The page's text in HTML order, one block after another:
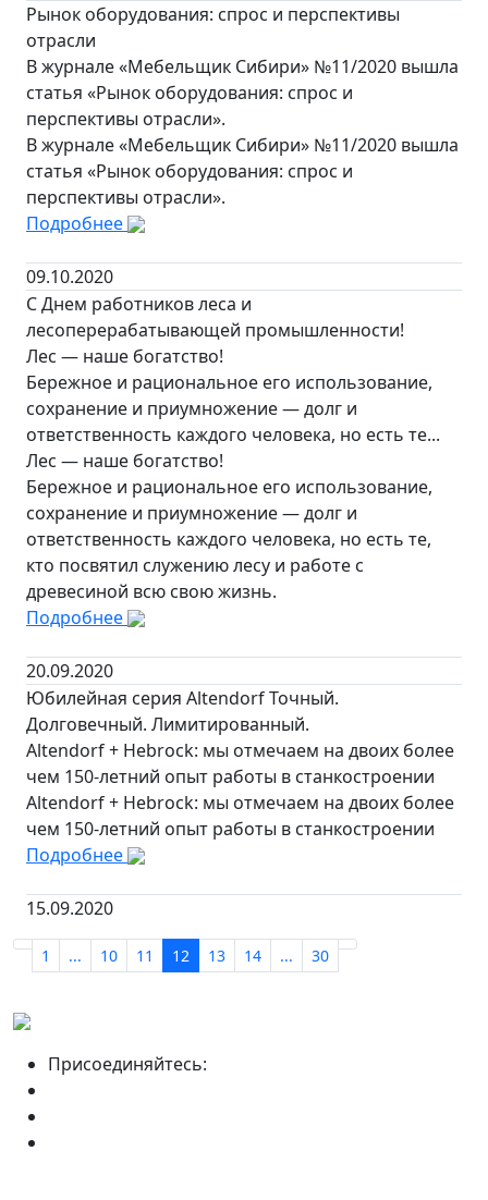
Рынок оборудования: спрос и перспективы
отрасли
В журнале «Мебельщик Сибири» №11/2020 вышла
статья «Рынок оборудования: спрос и
перспективы отрасли».
В журнале «Мебельщик Сибири» №11/2020 вышла
статья «Рынок оборудования: спрос и
перспективы отрасли».
Подробнее
09.10.2020
С Днем работников леса и
лесоперерабатывающей промышленности!
Лес — наше богатство!
Бережное и рациональное его использование,
сохранение и приумножение — долг и
ответственность каждого человека, но есть те...
Лес — наше богатство!
Бережное и рациональное его использование,
сохранение и приумножение — долг и
ответственность каждого человека, но есть те,
кто посвятил служению лесу и работе с
древесиной всю свою жизнь.
Подробнее
20.09.2020
Юбилейная серия Altendorf Точный.
Долговечный. Лимитированный.
Altendorf + Hebrock: мы отмечаем на двоих более
чем 150-летний опыт работы в станкостроении
Altendorf + Hebrock: мы отмечаем на двоих более
чем 150-летний опыт работы в станкостроении
Подробнее
15.09.2020
1 ... 10 11 12 13 14 ... 30
Присоединяйтесь: